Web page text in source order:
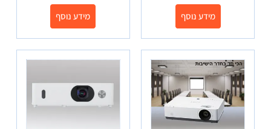
מידע נוסף מידע נוסף